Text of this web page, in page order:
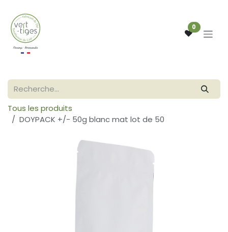
0
Tous les produits
DOYPACK +/- 50g blanc mat lot de 50